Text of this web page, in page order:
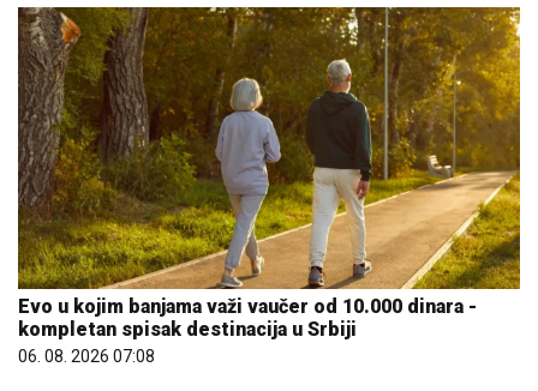
Evo u kojim banjama važi vaučer od 10.000 dinara -
kompletan spisak destinacija u Srbiji
06. 08. 2026 07:08